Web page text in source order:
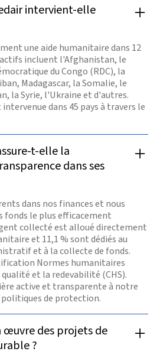
intervient-elle
une aide humanitaire dans 12
incluent l'Afghanistan, le
du Congo (RDC), la
Madagascar, la Somalie, le
la Syrie, l'Ukraine et d'autres.
intervenue dans 45 pays à travers le
t-elle la
dans ses
dans nos finances et nous
fonds le plus efficacement
collecté est alloué directement
et 11,1 % sont dédiés au
et à la collecte de fonds.
Normes humanitaires
et la redevabilité (CHS).
active et transparente à notre
de protection.
œuvre des projets de
?